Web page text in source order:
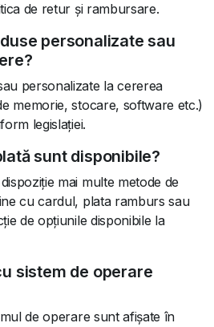
de retur și rambursare.
personalizate sau
personalizate la cererea
memorie, stocare, software etc.)
legislației.
sunt disponibile?
mai multe metode de
cu cardul, plata ramburs sau
de opțiunile disponibile la
sistem de operare
de operare sunt afișate în